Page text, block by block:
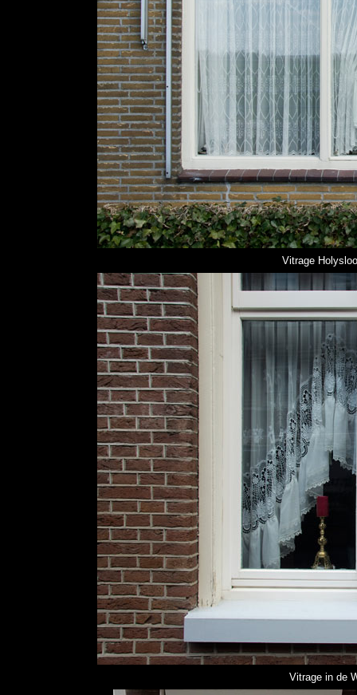
Vitrage
Vitrage in de